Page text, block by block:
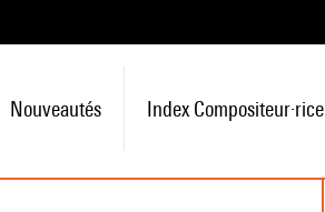
Nouveautés Index Compositeur·rice